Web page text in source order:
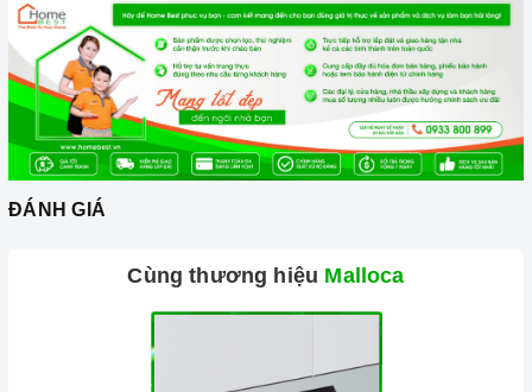
ĐÁNH GIÁ
Cùng thương hiệu Malloca